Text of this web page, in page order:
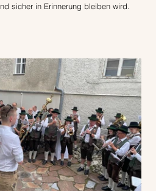
sicher in Erinnerung bleiben wird.